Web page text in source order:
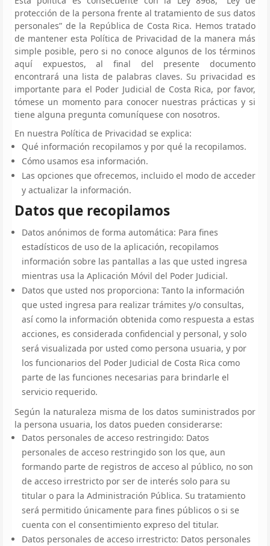
protección de la persona frente al tratamiento de sus datos
personales” de la República de Costa Rica. Hemos tratado
de mantener esta Política de Privacidad de la manera más
simple posible, pero si no conoce algunos de los términos
aquí expuestos, al final del presente documento
encontrará una lista de palabras claves. Su privacidad es
importante para el Poder Judicial de Costa Rica, por favor,
tómese un momento para conocer nuestras prácticas y si
tiene alguna pregunta comuníquese con nosotros.
En nuestra Política de Privacidad se explica:
Qué información recopilamos y por qué la recopilamos.
Cómo usamos esa información.
Las opciones que ofrecemos, incluido el modo de acceder
y actualizar la información.
Datos que recopilamos
Datos anónimos de forma automática: Para fines
estadísticos de uso de la aplicación, recopilamos
información sobre las pantallas a las que usted ingresa
mientras usa la Aplicación Móvil del Poder Judicial.
Datos que usted nos proporciona: Tanto la información
que usted ingresa para realizar trámites y/o consultas,
así como la información obtenida como respuesta a estas
acciones, es considerada confidencial y personal, y solo
será visualizada por usted como persona usuaria, y por
los funcionarios del Poder Judicial de Costa Rica como
parte de las funciones necesarias para brindarle el
servicio requerido.
Según la naturaleza misma de los datos suministrados por
la persona usuaria, los datos pueden considerarse:
Datos personales de acceso restringido: Datos
personales de acceso restringido son los que, aun
formando parte de registros de acceso al público, no son
de acceso irrestricto por ser de interés solo para su
titular o para la Administración Pública. Su tratamiento
será permitido únicamente para fines públicos o si se
cuenta con el consentimiento expreso del titular.
Datos personales de acceso irrestricto: Datos personales